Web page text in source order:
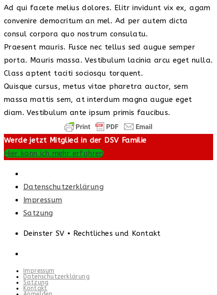
Ad qui facete melius dolores. Elitr invidunt vix ex, agam
convenire democritum an mel. Ad per autem dicta
consul corpora quo nostrum consulatu.
Praesent mauris. Fusce nec tellus sed augue semper
porta. Mauris massa. Vestibulum lacinia arcu eget nulla.
Class aptent taciti sociosqu torquent.
Quisque cursus, metus vitae pharetra auctor, sem
massa mattis sem, at interdum magna augue eget
diam. Vestibulum ante ipsum primis faucibus.
Werde jetzt Mitglied in der DSV Familie
Hier kann ich mehr erfahren
Datenschutzerklärung
Impressum
Satzung
Deinster SV • Rechtliches und Kontakt
Impressum
Datenschutzerklärung
Satzung
Kontakt